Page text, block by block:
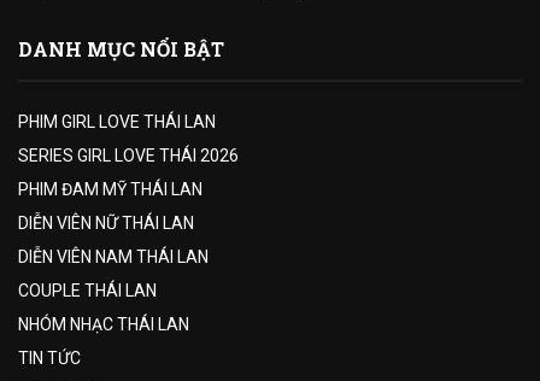
DANH MỤC NỔI BẬT
PHIM GIRL LOVE THÁI LAN
SERIES GIRL LOVE THÁI 2026
PHIM ĐAM MỸ THÁI LAN
DIỄN VIÊN NỮ THÁI LAN
DIỄN VIÊN NAM THÁI LAN
COUPLE THÁI LAN
NHÓM NHẠC THÁI LAN
TIN TỨC